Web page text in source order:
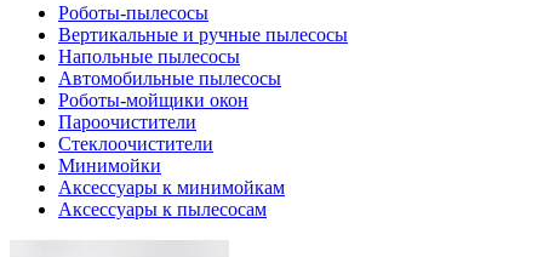
Роботы-пылесосы
Вертикальные и ручные пылесосы
Напольные пылесосы
Автомобильные пылесосы
Роботы-мойщики окон
Пароочистители
Стеклоочистители
Минимойки
Аксессуары к минимойкам
Аксессуары к пылесосам